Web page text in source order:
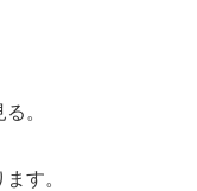
。
す。